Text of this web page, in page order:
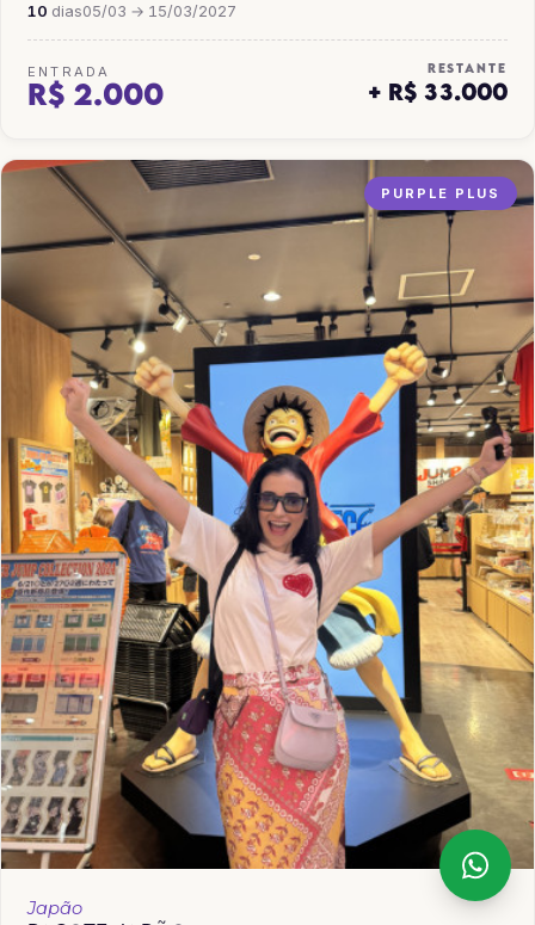
10 dias05/03 → 15/03/2027
ENTRADA
R$ 2.000
RESTANTE
+ R$ 33.000
PURPLE PLUS
Japão